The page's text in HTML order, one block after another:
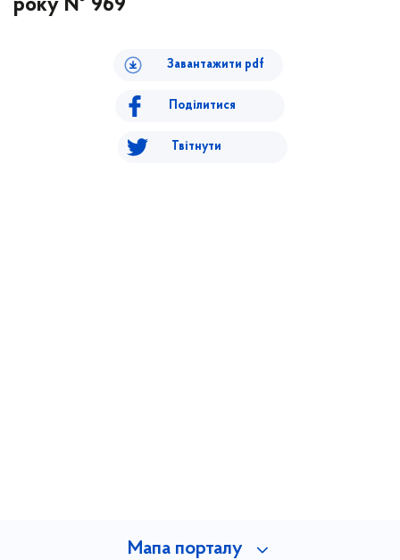
року № 969
Завантажити pdf
Поділитися
Твітнути
Мапа порталу